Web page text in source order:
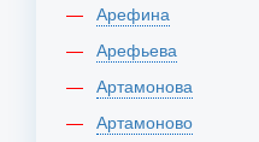
Арефина
Арефьева
Артамонова
Артамоново